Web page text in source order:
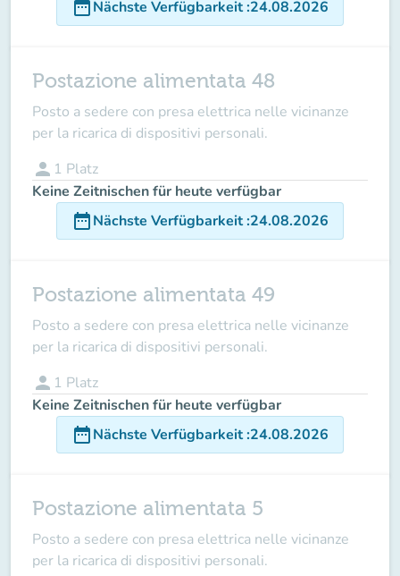
date_rangeNächste Verfügbarkeit:24.08.2026
Postazione alimentata 48
Posto a sedere con presa elettrica nelle vicinanze
per la ricarica di dispositivi personali.
person 1 Platz
Keine Zeitnischen für heute verfügbar
date_rangeNächste Verfügbarkeit:24.08.2026
Postazione alimentata 49
Posto a sedere con presa elettrica nelle vicinanze
per la ricarica di dispositivi personali.
person 1 Platz
Keine Zeitnischen für heute verfügbar
date_rangeNächste Verfügbarkeit:24.08.2026
Postazione alimentata 5
Posto a sedere con presa elettrica nelle vicinanze
per la ricarica di dispositivi personali.